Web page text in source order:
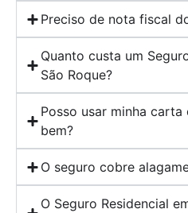
Preciso de nota fiscal
Quanto custa um
São Roque?
Posso usar minha
bem?
O seguro cobre
O Seguro Residencial